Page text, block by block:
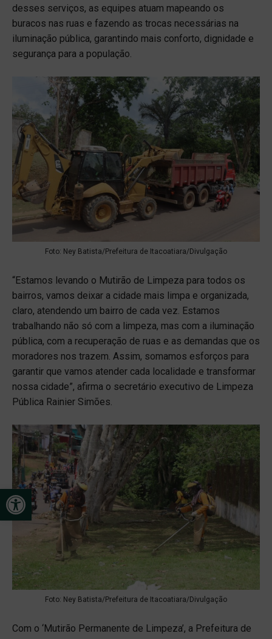
Open toolbar
desses serviços, as equipes atuam mapeando os
buracos nas ruas e fazendo as trocas necessárias na
iluminação pública, garantindo mais conforto, dignidade e
segurança para a população.
Foto: Ney Batista/Prefeitura de Itacoatiara/Divulgação
“Estamos levando o Mutirão de Limpeza para todos os
bairros, vamos deixar a cidade mais limpa e organizada,
claro, atendendo um bairro de cada vez. Estamos
trabalhando não só com a limpeza, mas com a iluminação
pública, com a recuperação de ruas e as demandas que os
moradores nos trazem. Assim, somamos esforços para
garantir que vamos atender cada localidade e transformar
nossa cidade”, afirma o secretário executivo de Limpeza
Pública Rainier Simões.
Foto: Ney Batista/Prefeitura de Itacoatiara/Divulgação
Com o ‘Mutirão Permanente de Limpeza’, a Prefeitura de